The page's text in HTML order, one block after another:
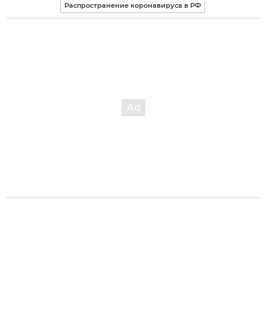
Распространение коронавируса в РФ